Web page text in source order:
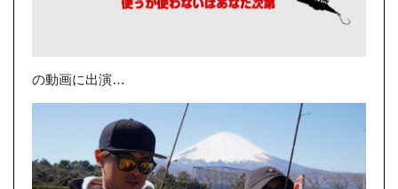
の動画に出演…